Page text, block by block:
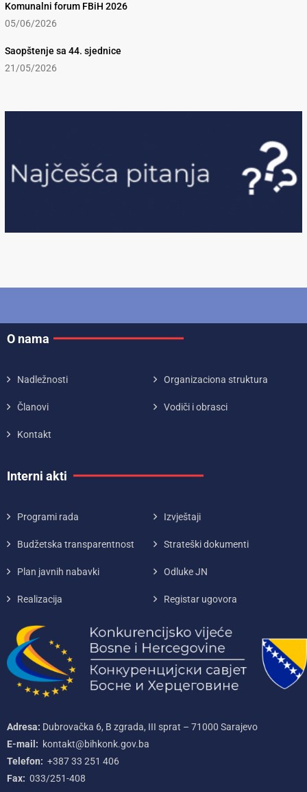
Komunalni forum FBiH 2026
05/06/2026
Saopštenje sa 44. sjednice
21/05/2026
O nama
Nadležnosti Organizaciona struktura
Članovi Vodiči i obrasci
Kontakt
Interni akti
Programi rada Izvještaji
Budžetska transparentnost Strateški dokumenti
Plan javnih nabavki Odluke JN
Realizacija Registar ugovora
Adresa: Dubrovačka 6, B zgrada, III sprat – 71000‌ Sarajevo
E-mail: kontakt@bihkonk.gov.ba
Telefon: +387‌ 33‌ 251‌ 406
Fax: 033/251-408